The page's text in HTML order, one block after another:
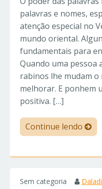
palavras e nomes,
atenção especial no
mundo oriental.
fundamentais para
Quando uma pessoa
rabinos lhe mudam o
melhorar. E ponhem
positiva. […]
Continue lendo
Sem categoria